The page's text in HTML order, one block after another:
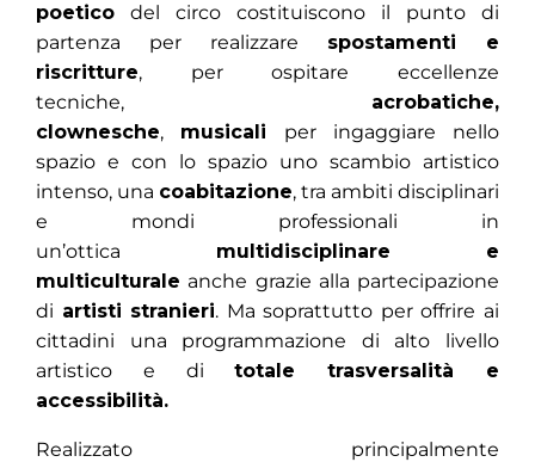
poetico del circo costituiscono il punto di
partenza per realizzare spostamenti e
riscritture, per ospitare eccellenze
tecniche, acrobatiche,
clownesche, musicali per ingaggiare nello
spazio e con lo spazio uno scambio artistico
intenso, una coabitazione, tra ambiti disciplinari
e mondi professionali in
un’ottica multidisciplinare e
multiculturale anche grazie alla partecipazione
di artisti stranieri. Ma soprattutto per offrire ai
cittadini una programmazione di alto livello
artistico e ditotale trasversalità e
accessibilità.
Realizzato principalmente